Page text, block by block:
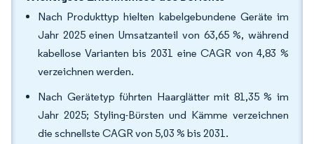
Nach Produkttyp hielten kabelgebundene Geräte im
Jahr 2025 einen Umsatzanteil von 63,65 %, während
kabellose Varianten bis 2031 eine CAGR von 4,83 %
verzeichnen werden.
Nach Gerätetyp führten Haarglätter mit 81,35 % im
Jahr 2025; Styling-Bürsten und Kämme verzeichnen
die schnellste CAGR von 5,03 % bis 2031.